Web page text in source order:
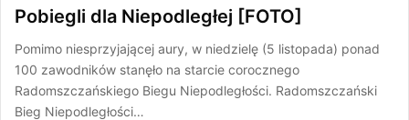
Pobiegli dla Niepodległej [FOTO]
Pomimo niesprzyjającej aury, w niedzielę (5 listopada) ponad
100 zawodników stanęło na starcie corocznego
Radomszczańskiego Biegu Niepodległości. Radomszczański
Bieg Niepodległości…